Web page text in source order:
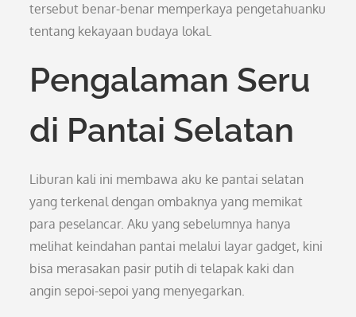
tersebut benar-benar memperkaya pengetahuanku
tentang kekayaan budaya lokal.
Pengalaman Seru
di Pantai Selatan
Liburan kali ini membawa aku ke pantai selatan
yang terkenal dengan ombaknya yang memikat
para peselancar. Aku yang sebelumnya hanya
melihat keindahan pantai melalui layar gadget, kini
bisa merasakan pasir putih di telapak kaki dan
angin sepoi-sepoi yang menyegarkan.